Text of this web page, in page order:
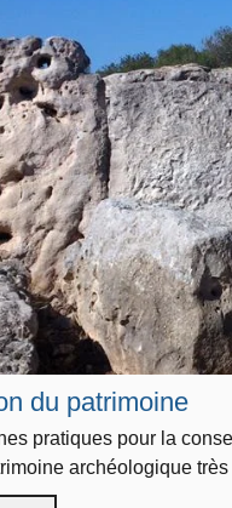
du patrimoine
pratiques pour la
archéologique